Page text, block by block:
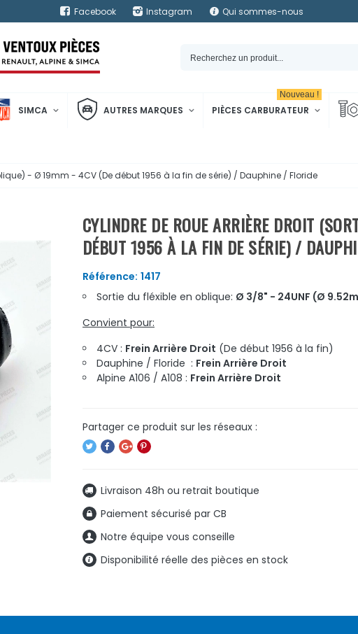
Facebook Instagram Qui sommes-nous
SIMCA AUTRES MARQUES PIÈCES CARBURATEUR
Nouveau !
- Ø 19mm - 4CV (De début 1956 à la fin de série) / Dauphine / Floride
CYLINDRE DE ROUE ARRIÈRE DROIT
DÉBUT 1956 À LA FIN DE SÉRIE) /
Référence: 1417
Sortie du fléxible en oblique: Ø 3/8" - 24UNF (Ø
Convient pour:
4CV : Frein Arrière Droit (De début 1956 à la fin)
Dauphine / Floride : Frein Arrière Droit
Alpine A106 / A108 : Frein Arrière Droit
Livraison 48h ou retrait boutique
Paiement sécurisé par CB
Notre équipe vous conseille
Disponibilité réelle des pièces en stock